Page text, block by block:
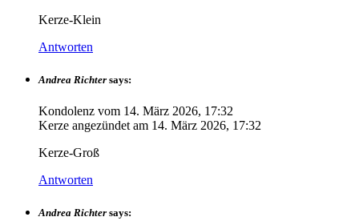
Kerze-Klein
Antworten
Andrea Richter says:
Kondolenz vom 14. März 2026, 17:32
Kerze angezündet am 14. März 2026, 17:32
Kerze-Groß
Antworten
Andrea Richter says: